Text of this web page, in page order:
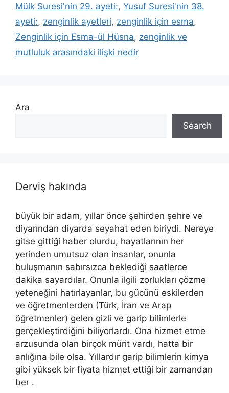
Mülk Suresi'nin 29. ayeti:, Yusuf Suresi'nin 38.
ayeti:, zenginlik ayetleri, zenginlik için esma,
Zenginlik için Esma-ül Hüsna, zenginlik ve
mutluluk arasındaki ilişki nedir
Ara
Search
Derviş hakında
büyük bir adam, yıllar önce şehirden şehre ve
diyarından diyarda seyahat eden biriydi. Nereye
gitse gittiği haber olurdu, hayatlarının her
yerinden umutsuz olan insanlar, onunla
buluşmanın sabırsızca beklediği saatlerce
dakika sayardılar. Onunla ilgili zorlukları çözme
yeteneğini hatırlayanlar, bu gücünü eskilerden
ve öğretmenlerden (Türk, İran ve Arap
öğretmenler) gelen gizli ve garip bilimlerle
gerçekleştirdiğini biliyorlardı. Ona hizmet etme
arzusunda olan birçok mürit vardı, hatta bir
anlığına bile olsa. Yıllardır garip bilimlerin kimya
gibi yüksek bir fiyata hizmet ettiği bir zamandan
ber .